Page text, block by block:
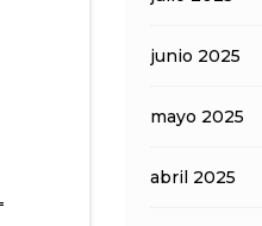
junio 2025
mayo 2025
abril 2025